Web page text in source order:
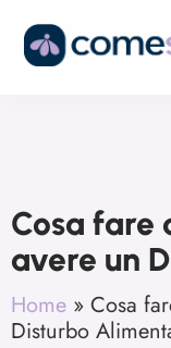
Cosa fare
avere un
Home » Cosa
Disturbo